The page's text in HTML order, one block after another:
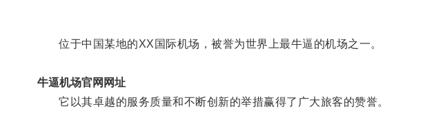
位于中国某地的XX国际机场，被誉为世界上最牛逼的机场之一。
牛逼机场官网网址
它以其卓越的服务质量和不断创新的举措赢得了广大旅客的赞誉。